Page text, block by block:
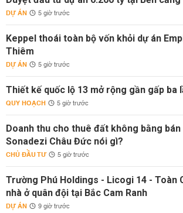
DỰ ÁN 5 giờ trước
Keppel thoái toàn bộ vốn khỏi dự án
Thiêm
DỰ ÁN 5 giờ trước
Thiết kế quốc lộ 13 mở rộng gần gấp ba
QUY HOẠCH 5 giờ trước
Doanh thu cho thuê đất không bằng bán
Sonadezi Châu Đức nói gì?
CHỦ ĐẦU TƯ 5 giờ trước
Trường Phú Holdings - Licogi 14 - Toàn
nhà ở quân đội tại Bắc Cam Ranh
DỰ ÁN 9 giờ trước